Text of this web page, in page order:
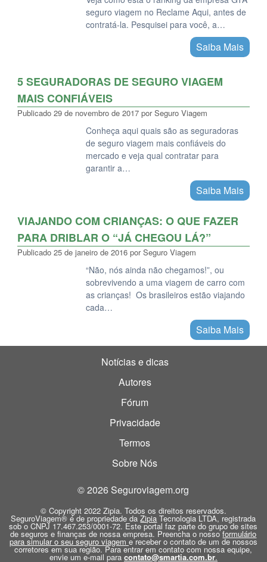
seguro viagem no Reclame Aqui, antes de
contratá-la. Pesquisei para você, a…
Saiba Mais
5 SEGURADORAS DE SEGURO VIAGEM
MAIS CONFIÁVEIS
Publicado 29 de novembro de 2017 por Seguro Viagem
Conheça aqui quais são as seguradoras
de seguro viagem mais confiáveis do
mercado e veja qual contratar para
garantir a…
Saiba Mais
VIAJANDO COM CRIANÇAS: O QUE FAZER
PARA DRIBLAR O “JÁ CHEGOU LÁ?”
Publicado 25 de janeiro de 2016 por Seguro Viagem
“Não, nós ainda não chegamos!”, ou
sobrevivendo a uma viagem de carro com
as crianças! Os brasileiros estão viajando
cada…
Saiba Mais
Notícias e dicas
Autores
Fórum
Privacidade
Termos
Sobre Nós
© 2026 Seguroviagem.org
© Copyright 2022 Zipia. Todos os direitos reservados.
SeguroViagem® é de propriedade daZipia Tecnologia LTDA, registrada
sob o CNPJ 17.467.253/0001-72. Este portal faz parte do grupo de sites
de seguros e finanças de nossa empresa. Preencha o nossoformulário
para simular o seu seguro viagem e receber o contato de um de nossos
corretores em sua região. Para entrar em contato com nossa equipe,
envie um e-mail para contato@smartia.com.br.